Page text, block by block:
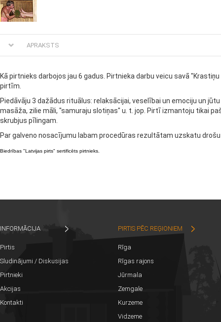
APRAKSTS
Kā pirtnieks darbojos jau 6 gadus. Pirtnieka darbu veicu savā
pirtīm.
Piedāvāju 3 dažādus rituālus: relaksācijai, veselībai un emociju un
masāža, zilie māli, "samuraju slotiņas" u. t. jop. Pirtī izmantoju tikai
skrubjus pīlingam.
Par galveno nosacījumu labam procedūras rezultātam uzskatu drošu
Biedrības "Latvijas pirts" sertificēts pirtnieks.
INFORMĀCIJA
Pirtis
Sludinājumi / Diskusijas
Pirtnieki
Akcijas
Kontakti
PIRTIS PĒC REĢIONIEM
Rīga
Rīgas rajons
Jūrmala
Zemgale
Kurzeme
Vidzeme